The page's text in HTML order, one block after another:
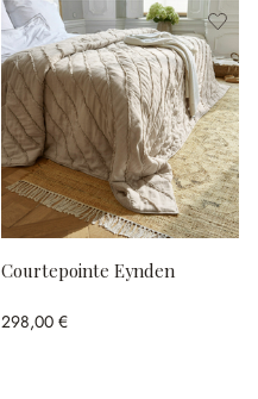
Courtepointe Eynden
298,00 €